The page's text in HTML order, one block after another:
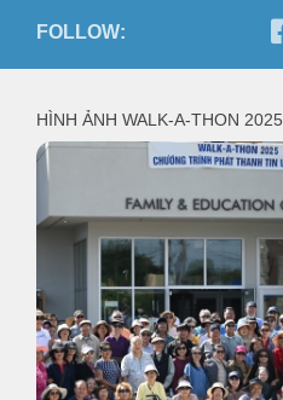
FOLLOW:
HÌNH ẢNH WALK-A-THON 2025